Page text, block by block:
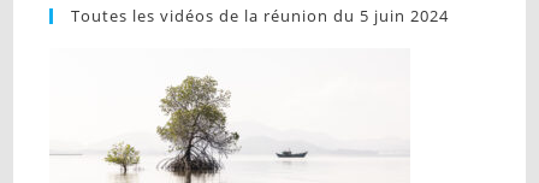
Toutes les vidéos de la réunion du 5 juin 2024